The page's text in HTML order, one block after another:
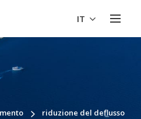
IT
riduzione del deflusso